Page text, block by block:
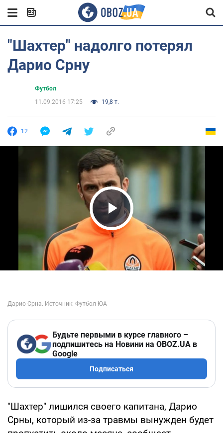
"Шахтер" надолго потерял
Дарио Срну
Футбол
11.09.2016 17:25
19,8 т.
12
Play Video
Будьте первыми в курсе главного –
подпишитесь на Новини на OBOZ.UA в
Google
Подписаться
"Шахтер" лишился своего капитана, Дарио
Срны, который из-за травмы вынужден будет